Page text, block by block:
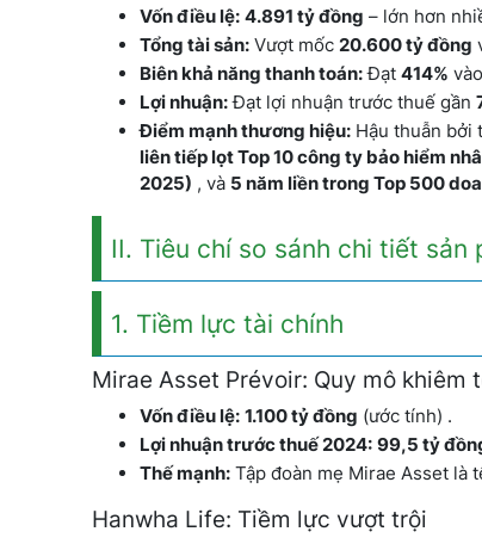
Vốn điều lệ: 4.891 tỷ đồng – lớn hơn
Tổng tài sản: Vượt mốc 20.600 tỷ đồng
Biên khả năng thanh toán:Đạt 414%
Lợi nhuận:Đạt lợi nhuận trước thuế gần
Điểm mạnh thương hiệu: Hậu thuẫn bởi
liên tiếp lọt Top 10 công ty bảo hiểm
2025) , và 5 năm liền trong Top 500
II. Tiêu chí so sánh chi tiết sản
1. Tiềm lực tài chính
Mirae Asset Prévoir: Quy mô khiêm
Vốn điều lệ: 1.100 tỷ đồng (ước tính) .
Lợi nhuận trước thuế 2024: 99,5 tỷ
Thế mạnh: Tập đoàn mẹ Mirae Asset là
Hanwha Life: Tiềm lực vượt trội